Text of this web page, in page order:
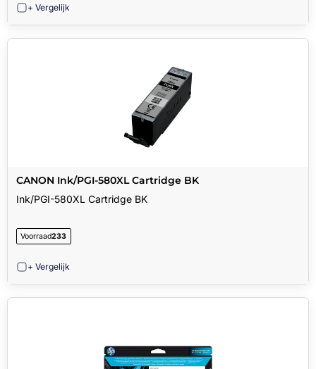
+ Vergelijk
CANON Ink/PGI-580XL Cartridge BK
Ink/PGI-580XL Cartridge BK
Voorraad233
+ Vergelijk